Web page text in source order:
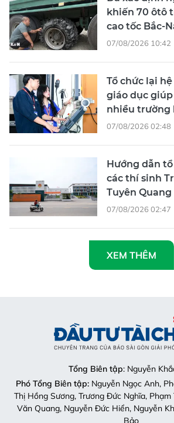
khiến 70 ôtô
cao tốc Bắc-
07/08/2026 10:42
Tổ chức lại
giáo dục
nhiều trường
07/08/2026 02:48
Hướng dẫn
các thí sinh
Tuyên Quang
07/08/2026 02:47
XEM THÊM
Tổng Biên tập: Nguyễn
Phó Tổng Biên tập:Nguyễn Ngọc Anh,
Thị Hồng Sương, Trương Đức Nghĩa,
Văn Quang, Nguyễn Đức Hiển, Nguyễn
Bảo